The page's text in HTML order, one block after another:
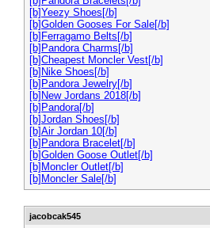
[b]Yeezy Shoes[/b]
[b]Golden Gooses For Sale[/b]
[b]Ferragamo Belts[/b]
[b]Pandora Charms[/b]
[b]Cheapest Moncler Vest[/b]
[b]Nike Shoes[/b]
[b]Pandora Jewelry[/b]
[b]New Jordans 2018[/b]
[b]Pandora[/b]
[b]Jordan Shoes[/b]
[b]Air Jordan 10[/b]
[b]Pandora Bracelet[/b]
[b]Golden Goose Outlet[/b]
[b]Moncler Outlet[/b]
[b]Moncler Sale[/b]
jacobcak545